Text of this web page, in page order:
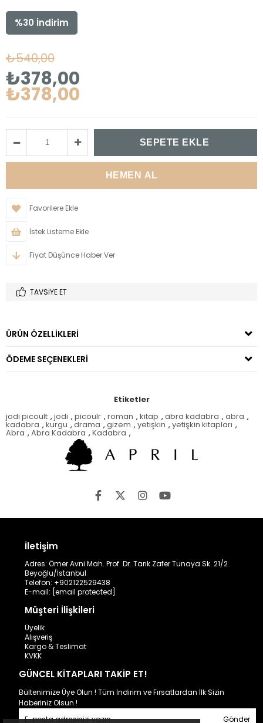
%30 İndirim
₺540,00
₺378,00
₺378,00
Favorilere Ekle
İstek Listeme Ekle
Fiyat Düşünce Haber Ver
TAVSIYE ET
ÜRÜN ÖZELLIKLERI
ÖDEME SEÇENEKLERI
Etiketler
jodi picoult , jodi , picoulr , roman , kitap , abra kadabra , abra ,
kadabra , kurgu , drama , gizem , yetişkin , yetişkin kitapları ,
Abra , Abra Kadabra , Kadabra ,
İletişim
Adres: Ömer Avni Mah. Prof. Dr. Tarık Zafer Tunaya Sk. 21/2
Beyoğlu/İstanbul
Telefon: +902122529438
E-mail: [email protected]
Müşteri İlişkileri
Üyelik
Alışveriş
Kargo & Teslimat
KVKK
GÜNCEL KİTAPLARI TAKİP ET!
Bültenimize Üye Olun ! Tüm İndirim ve Fırsatlardan İlk Sizin
Haberiniz Olsun !
Gönder